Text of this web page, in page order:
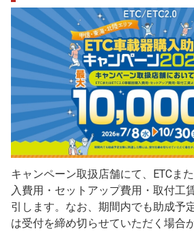
キャンペーン取扱店舗にて、ETCま
入費用・セットアップ費用・取付工
引します。なお、期間内でも助成予
は受付を締め切らせていただく場合